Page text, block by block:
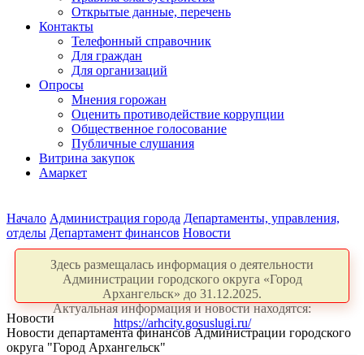
Открытые данные, перечень
Контакты
Телефонный справочник
Для граждан
Для организаций
Опросы
Мнения горожан
Оценить противодействие коррупции
Общественное голосование
Публичные слушания
Витрина закупок
Амаркет
Начало Администрация города Департаменты, управления,
отделы Департамент финансов Новости
Здесь размещалась информация о деятельности
Администрации городского округа «Город
Архангельск» до 31.12.2025.
Актуальная информация и новости находятся:
https://arhcity.gosuslugi.ru/
Новости
Новости департамента финансов Администрации городского
округа "Город Архангельск"